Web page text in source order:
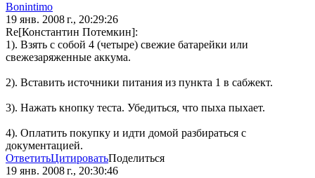
Bonintimo
19 янв. 2008 г., 20:29:26
Re[Константин Потемкин]:
1). Взять с собой 4 (четыре) свежие батарейки или
свежезаряженные аккума.
2). Вставить источники питания из пункта 1 в сабжект.
3). Нажать кнопку теста. Убедиться, что пыха пыхает.
4). Оплатить покупку и идти домой разбираться с
документацией.
ОтветитьЦитироватьПоделиться
19 янв. 2008 г., 20:30:46